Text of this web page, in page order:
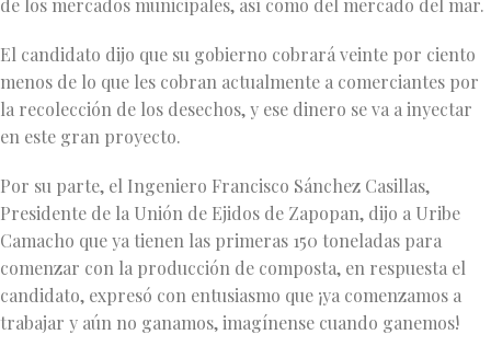
de los mercados municipales, así como del mercado del mar.
El candidato dijo que su gobierno cobrará veinte por ciento
menos de lo que les cobran actualmente a comerciantes por
la recolección de los desechos, y ese dinero se va a inyectar
en este gran proyecto.
Por su parte, el Ingeniero Francisco Sánchez Casillas,
Presidente de la Unión de Ejidos de Zapopan, dijo a Uribe
Camacho que ya tienen las primeras 150 toneladas para
comenzar con la producción de composta, en respuesta el
candidato, expresó con entusiasmo que ¡ya comenzamos a
trabajar y aún no ganamos, imagínense cuando ganemos!